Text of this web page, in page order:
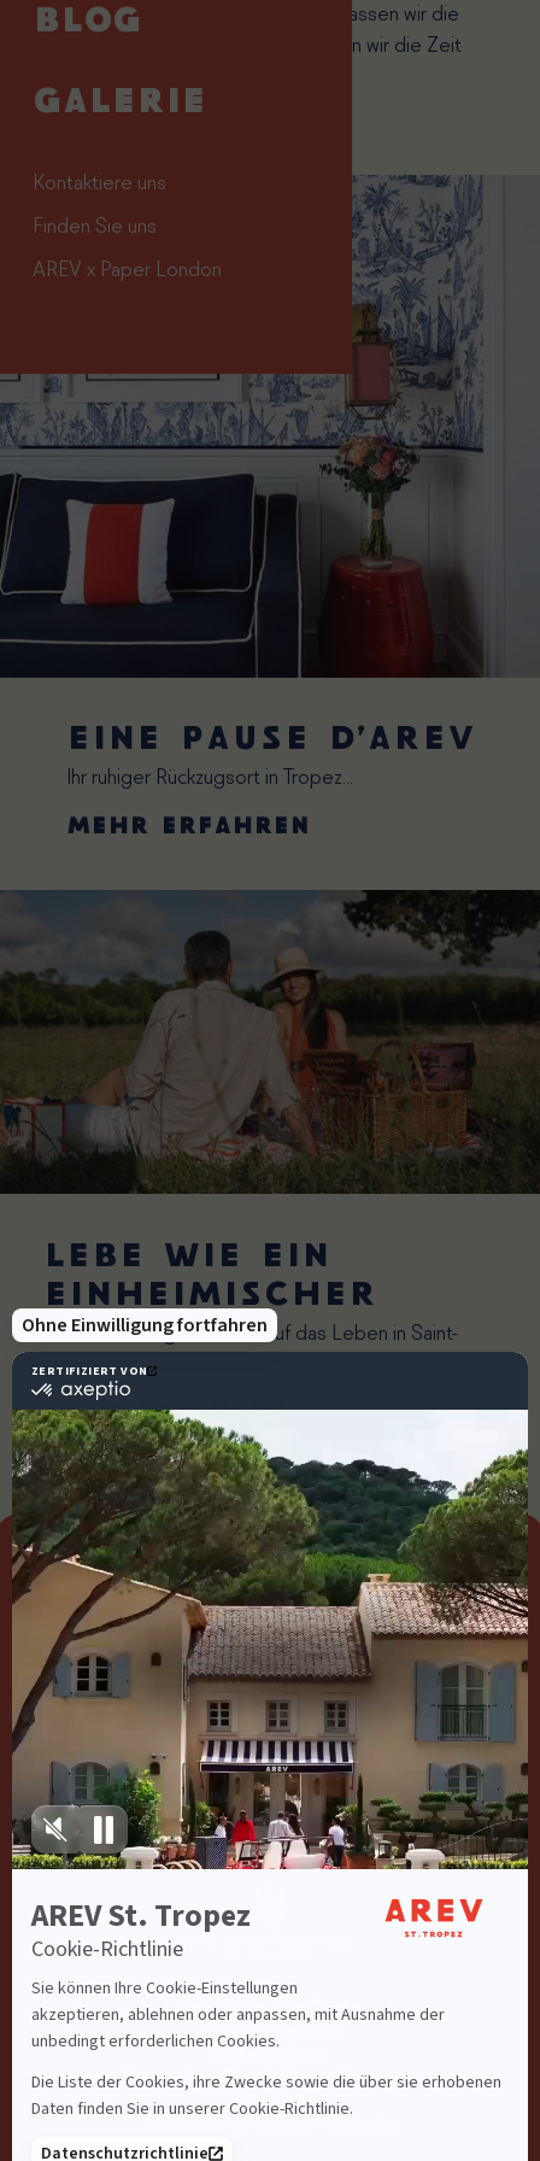
BLOG
GALERIE
Kontaktiere uns
Finden Sie uns
AREV x Paper London
Kleiden wir uns, um zu glänzen, lassen wir die
Legende wiederbeleben, lassen wir die Zeit
Eine pause d’arev
Ihr ruhiger Rückzugsort in Tropez...
Mehr erfahren
Lebe wie ein
einheimischer
Ein echter Vorgeschmack auf das Leben in Saint-
Tropez…
Mehr erfahren
Melde dich für
unseren
Newsletter an
Ich stimme dem zuDatenschutzrichtlinie
Verhalten der Gäste
Guest Conduct
Datenschutz
Allgemeine Geschäftsbedingungen
Karriere
Barrierefreiheit der Website